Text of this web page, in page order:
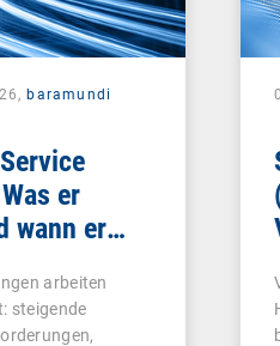
baramundi
er
wann er
arbeiten
steigende